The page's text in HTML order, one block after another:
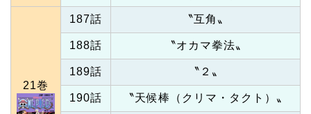
21巻
187話 〝互角〟
188話 〝オカマ拳法〟
189話 〝２〟
190話 〝天候棒（クリマ・タクト）〟